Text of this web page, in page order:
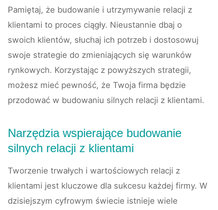
Pamiętaj, że budowanie i utrzymywanie relacji z
klientami to proces ciągły. Nieustannie dbaj o
swoich klientów, słuchaj ich potrzeb i dostosowuj
swoje strategie do zmieniających się warunków
rynkowych. Korzystając z powyższych strategii,
możesz mieć pewność, że Twoja firma będzie
przodować w budowaniu silnych relacji z klientami.
Narzędzia wspierające budowanie
silnych relacji z klientami
Tworzenie trwałych i wartościowych relacji z
klientami jest kluczowe dla sukcesu każdej firmy. W
dzisiejszym cyfrowym świecie istnieje wiele